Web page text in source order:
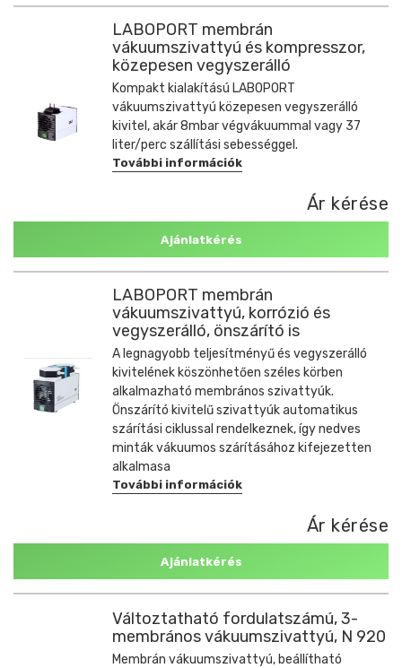
LABOPORT membrán
vákuumszivattyú és kompresszor,
közepesen vegyszerálló
Kompakt kialakítású LABOPORT
vákuumszivattyú közepesen vegyszerálló
kivitel, akár 8mbar végvákuummal vagy 37
liter/perc szállítási sebességgel.
További információk
Ár kérése
Ajánlatkérés
LABOPORT membrán
vákuumszivattyú, korrózió és
vegyszerálló, önszárító is
A legnagyobb teljesítményű és vegyszerálló
kivitelének köszönhetően széles körben
alkalmazható membrános szivattyúk.
Önszárító kivitelű szivattyúk automatikus
szárítási ciklussal rendelkeznek, így nedves
minták vákuumos szárításához kifejezetten
alkalmasa
További információk
Ár kérése
Ajánlatkérés
Változtatható fordulatszámú, 3-
membrános vákuumszivattyú, N 920
Membrán vákuumszivattyú, beállítható